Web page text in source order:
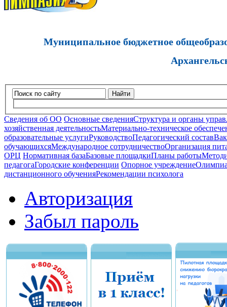
Муниципальное бюджетное
Найти
Сведения об ОО Основные сведенияСтруктура и органы
хозяйственная деятельностьМатериально-техническое
образовательные услугиРуководствоПедагогический состав
обучающихсяМеждународное сотрудничествоОрганизация
ОРЦ Нормативная базаБазовые площадкиПланы работы
педагогаГородские конференции Опорное учреждение
дистанционного обученияРекомендации психолога
Авторизация
Забыл пароль